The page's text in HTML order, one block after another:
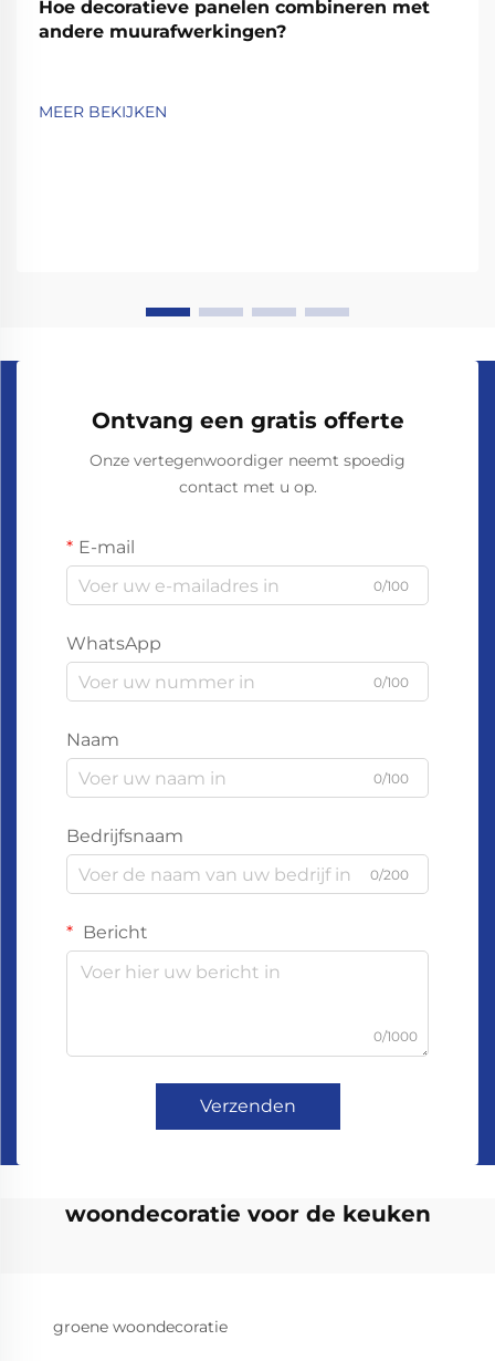
Hoe decoratieve panelen combineren met
andere muurafwerkingen?
MEER BEKIJKEN
Ontvang een gratis offerte
Onze vertegenwoordiger neemt spoedig
contact met u op.
E-mail
0/100
WhatsApp
0/100
Naam
0/100
Bedrijfsnaam
0/200
Bericht
0/1000
Verzenden
woondecoratie voor de keuken
groene woondecoratie